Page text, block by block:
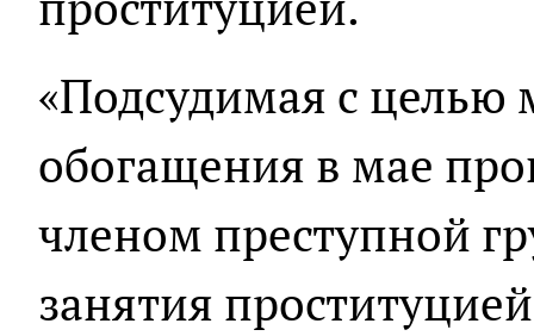
«Подсудимая с целью
обогащения в мае
членом преступной
занятия